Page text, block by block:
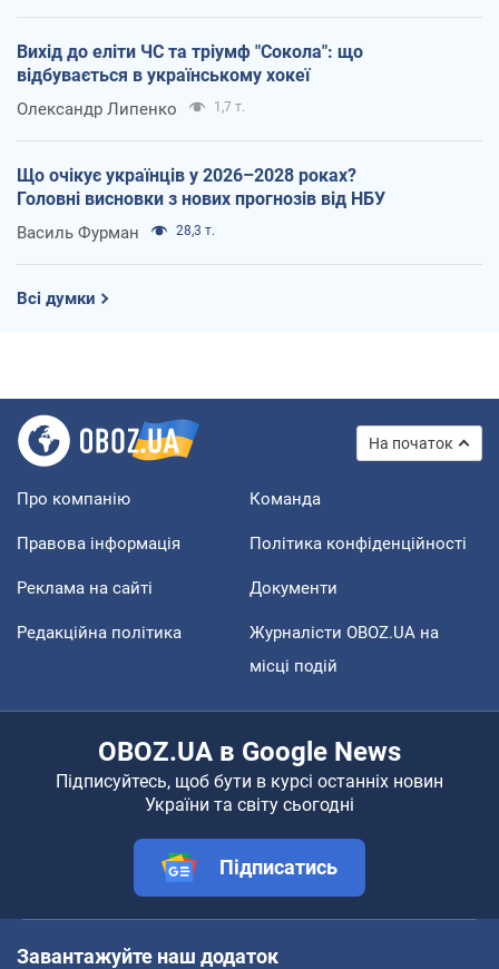
Вихід до еліти ЧС та тріумф "Сокола": що
відбувається в українському хокеї
Олександр Липенко 1,7 т.
Що очікує українців у 2026–2028 роках?
Головні висновки з нових прогнозів від НБУ
Василь Фурман 28,3 т.
Всі думки
На початок
Про компанію Команда
Правова інформація Політика конфіденційності
Реклама на сайті Документи
Редакційна політика
Журналісти OBOZ.UA на
місці подій
OBOZ.UA в Google News
Підписуйтесь, щоб бути в курсі останніх новин
України та світу сьогодні
Підписатись
Завантажуйте наш додаток